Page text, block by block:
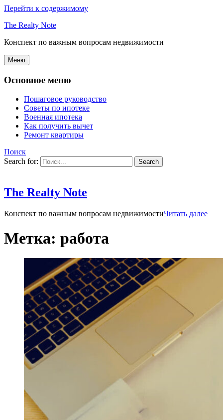
Перейти к содержимому
The Realty Note
Конспект по важным вопросам недвижимости
Меню
Основное меню
Пошаговое руководство
Советы по ипотеке
Военная ипотека
Как получить вычет
Ремонт квартиры
Поиск
Search for:
The Realty Note
Конспект по важным вопросам недвижимостиЧитать далее
Метка: работа